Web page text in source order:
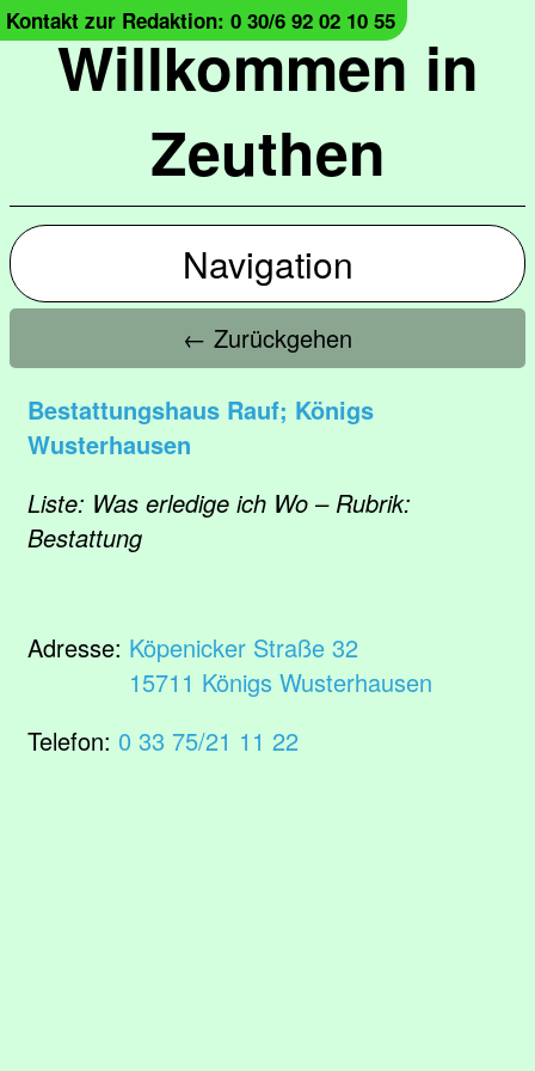
Willkommen in
Zeuthen
Kontakt zur Redaktion: 0 30/6 92 02 10 55
Navigation
← Zurückgehen
Bestattungshaus Rauf; Königs
Wusterhausen
Liste: Was erledige ich Wo – Rubrik:
Bestattung
Adresse: Köpenicker Straße 32
15711 Königs Wusterhausen
Telefon: 0 33 75/21 11 22